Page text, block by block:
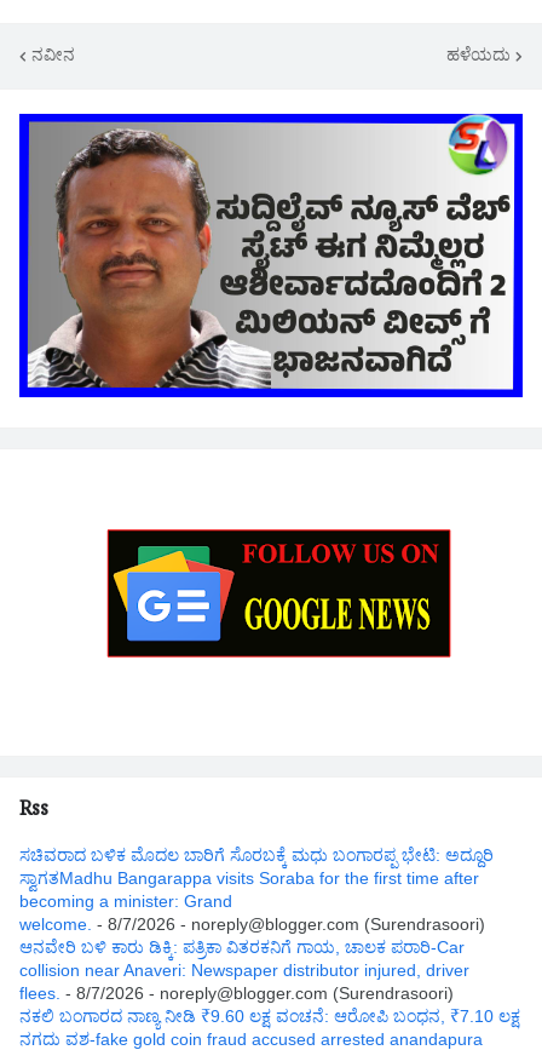
ನವೀನ ಹಳೆಯದು
Rss
ಸಚಿವರಾದ ಬಳಿಕ ಮೊದಲ ಬಾರಿಗೆ ಸೊರಬಕ್ಕೆ ಮಧು ಬಂಗಾರಪ್ಪ ಭೇಟಿ: ಅದ್ದೂರಿ
ಸ್ವಾಗತMadhu Bangarappa visits Soraba for the first time after
becoming a minister: Grand
welcome. - 8/7/2026 - noreply@blogger.com (Surendrasoori)
ಆನವೇರಿ ಬಳಿ ಕಾರು ಡಿಕ್ಕಿ: ಪತ್ರಿಕಾ ವಿತರಕನಿಗೆ ಗಾಯ, ಚಾಲಕ ಪರಾರಿ-Car
collision near Anaveri: Newspaper distributor injured, driver
flees. - 8/7/2026 - noreply@blogger.com (Surendrasoori)
ನಕಲಿ ಬಂಗಾರದ ನಾಣ್ಯ ನೀಡಿ ₹9.60 ಲಕ್ಷ ವಂಚನೆ: ಆರೋಪಿ ಬಂಧನ, ₹7.10 ಲಕ್ಷ
ನಗದು ವಶ-fake gold coin fraud accused arrested anandapura